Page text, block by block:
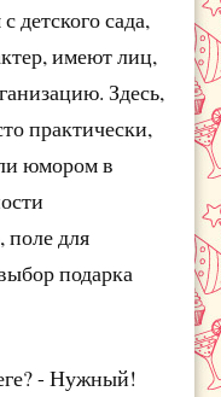
детского сада,
имеют лиц,
Здесь,
практически,
юмором в
поле для
подарка
- Нужный!